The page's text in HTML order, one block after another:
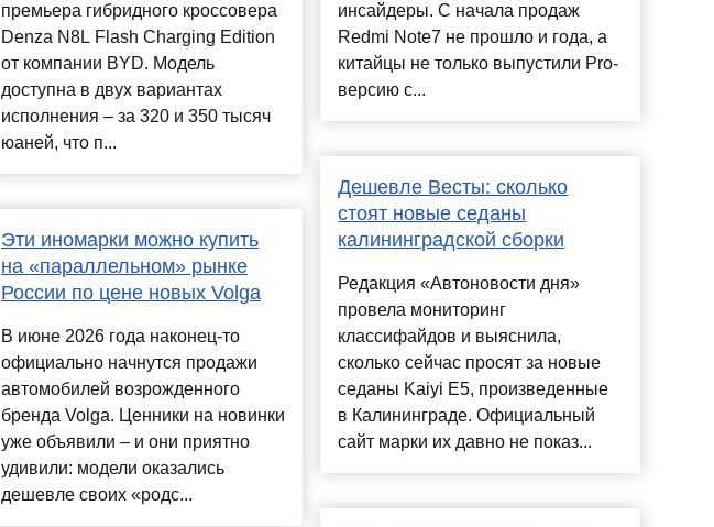
премьера гибридного кроссовера
Denza N8L Flash Charging Edition
от компании BYD. Модель
доступна в двух вариантах
исполнения – за 320 и 350 тысяч
юаней, что п...
Эти иномарки можно купить
на «параллельном» рынке
России по цене новых Volga
В июне 2026 года наконец-то
официально начнутся продажи
автомобилей возрожденного
бренда Volga. Ценники на новинки
уже объявили – и они приятно
удивили: модели оказались
дешевле своих «родс...
инсайдеры. С начала продаж
Redmi Note7 не прошло и года, а
китайцы не только выпустили Pro-
версию с...
Дешевле Весты: сколько
стоят новые седаны
калининградской сборки
Редакция «Автоновости дня»
провела мониторинг
классифайдов и выяснила,
сколько сейчас просят за новые
седаны Kaiyi E5, произведенные
в Калининграде. Официальный
сайт марки их давно не показ...